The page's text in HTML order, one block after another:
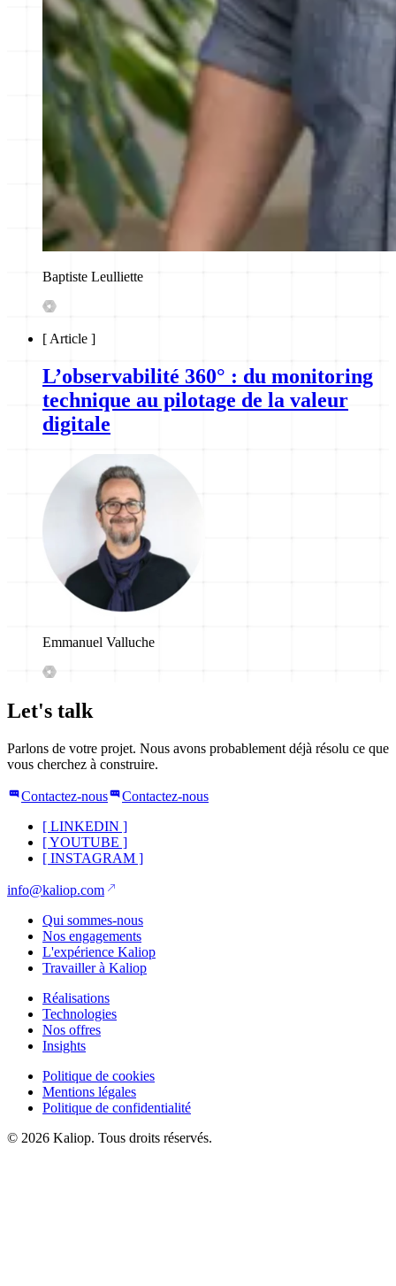
Baptiste Leulliette
[ Article ]
L’observabilité 360° : du monitoring
technique au pilotage de la valeur
digitale
Emmanuel Valluche
Let's talk
Parlons de votre projet. Nous avons probablement déjà résolu ce que
vous cherchez à construire.
Contactez-nous
Contactez-nous
[ LINKEDIN ]
[YOUTUBE ]
[ INSTAGRAM ]
info@kaliop.com
Qui sommes-nous
Nos engagements
L'expérience Kaliop
Travailler à Kaliop
Réalisations
Technologies
Nos offres
Insights
Politique de cookies
Mentions légales
Politique de confidentialité
© 2026 Kaliop. Tous droits réservés.